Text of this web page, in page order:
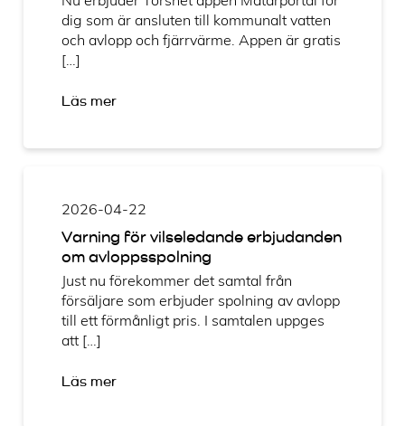
dig som är ansluten till kommunalt vatten
och avlopp och fjärrvärme. Appen är gratis
[…]
Läs mer
2026-04-22
Varning för vilseledande erbjudanden
om avloppsspolning
Just nu förekommer det samtal från
försäljare som erbjuder spolning av avlopp
till ett förmånligt pris. I samtalen uppges
att […]
Läs mer